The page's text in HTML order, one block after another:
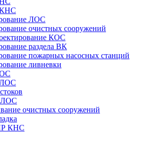
ЛОС
очистных сооружений
КОС
раздела ВК
пожарных насосных станций
ливневки
ЛОС
очистных сооружений
КНС